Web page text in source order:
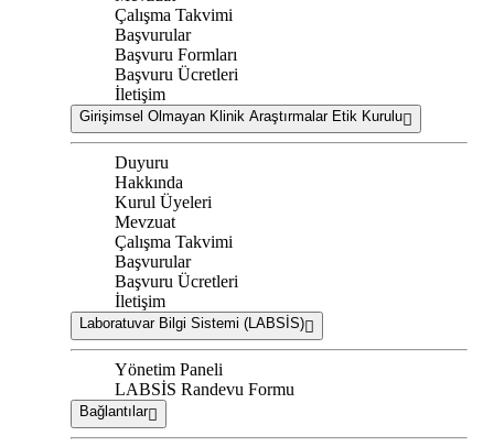
Çalışma Takvimi
Başvurular
Başvuru Formları
Başvuru Ücretleri
İletişim
Girişimsel Olmayan Klinik Araştırmalar Etik Kurulu
Duyuru
Hakkında
Kurul Üyeleri
Mevzuat
Çalışma Takvimi
Başvurular
Başvuru Ücretleri
İletişim
Laboratuvar Bilgi Sistemi (LABSİS)
Yönetim Paneli
LABSİS Randevu Formu
Bağlantılar